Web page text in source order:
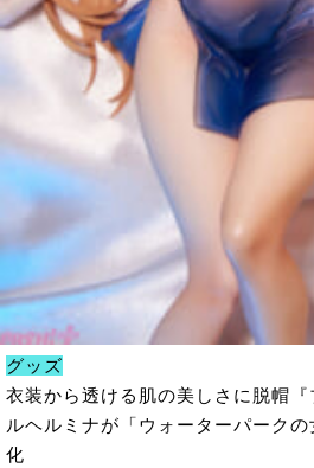
グッズ
衣装から透ける肌の美しさに脱帽
ルヘルミナが「ウォーターパーク
化